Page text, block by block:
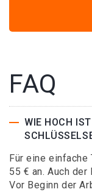
FAQ
WIE HOCH
Für eine
55 € an. Auch
Vor Beginn der